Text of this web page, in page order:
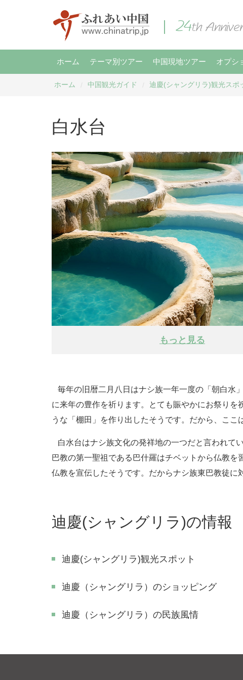
ホーム テーマ別ツアー 中国現地ツアー オプシ
ホーム 中国観光ガイド 迪慶(シャングリラ)観光スポ
白水台
もっと見る
毎年の旧暦二月八日はナシ族一年一度の「朝白水
に来年の豊作を祈ります。とても賑やかにお祭り
うな「棚田」を作り出したそうです。だから、ここ
白水台はナシ族文化の発祥地の一つだと言われて
巴教の第一聖祖である巴什羅はチベットから仏教
仏教を宣伝したそうです。だからナシ族東巴教徒に
迪慶(シャングリラ)の情報
迪慶(シャングリラ)観光スポット
迪慶（シャングリラ）のショッピング
迪慶（シャングリラ）の民族風情